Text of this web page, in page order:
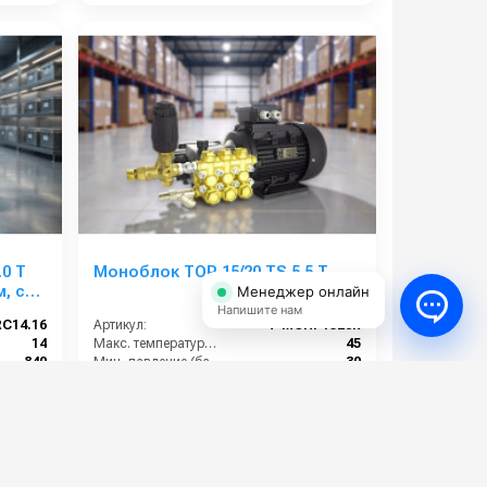
T
с
14
840
Моноблок TOR 15/20 TS 5.5 T
Артикул:
Макс. температура воды (°C):
45
30
Менеджер онлайн
Напишите нам